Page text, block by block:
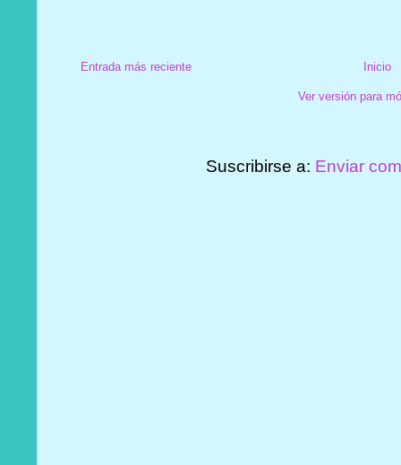
Entrada más reciente Inicio
Ver versión para
Suscribirse a: Enviar